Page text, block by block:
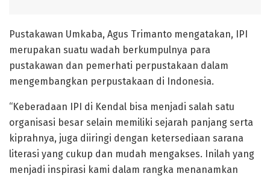
Pustakawan Umkaba, Agus Trimanto mengatakan, IPI
merupakan suatu wadah berkumpulnya para
pustakawan dan pemerhati perpustakaan dalam
mengembangkan perpustakaan di Indonesia.
“Keberadaan IPI di Kendal bisa menjadi salah satu
organisasi besar selain memiliki sejarah panjang serta
kiprahnya, juga diiringi dengan ketersediaan sarana
literasi yang cukup dan mudah mengakses. Inilah yang
menjadi inspirasi kami dalam rangka menanamkan